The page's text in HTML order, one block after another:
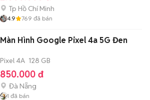
Tp Hồ Chí Minh
4.9 769 đã bán
Màn Hình Google Pixel 4a 5G Đen
Pixel 4A 128 GB
850.000 đ
Đà Nẵng
1 đã bán